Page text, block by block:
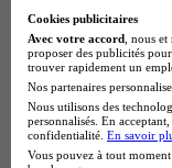
MSc Marketing
BTS Gpme en
Cap Electricien
BTS Gpn en
BTS Domotique
BAC Pro Agora
BTS Sta en
Cookies publicitaires
Avec votre accord , nous
proposer des publicités
trouver rapidement un
Nos partenaires
Nous utilisons des
personnalisés. En
confidentialité. En savoir
Vous pouvez à tout moment